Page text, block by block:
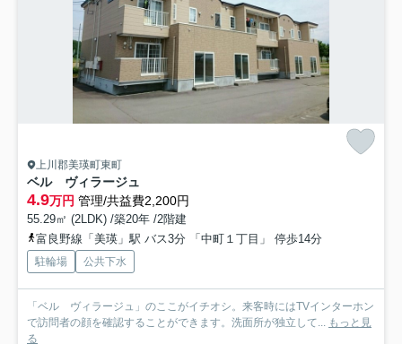
上川郡美瑛町東町
ベル ヴィラージュ
4.9万円 管理/共益費2,200円
55.29㎡ (2LDK) /築20年 /2階建
富良野線「美瑛」駅 バス3分 「中町１丁目」 停歩14分
駐輪場 公共下水
「ベル ヴィラージュ」のここがイチオシ。来客時にはTVインターホン
で訪問者の顔を確認することができます。洗面所が独立して... もっと見
る